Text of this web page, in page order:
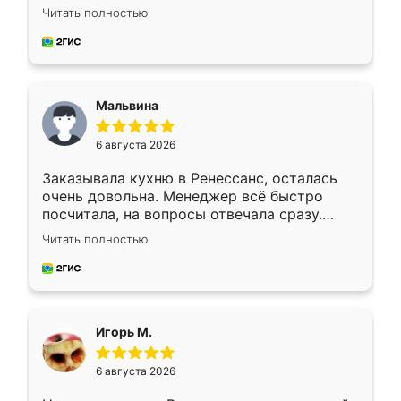
Ждал меньше месяца, сборщик с прямыми
руками. По цене вышло адекватно.
Рекомендую!
Читать полностью
Мальвина
6 августа 2026
Заказывала кухню в Ренессанс, осталась
очень довольна. Менеджер всё быстро
посчитала, на вопросы отвечала сразу.
Замерщик приехал в субботу, подошёл к
делу со всей ответственностью. Собрали
за день, ребята работали аккуратно, даже
Читать полностью
Игорь М.
6 августа 2026